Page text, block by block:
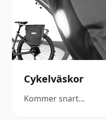
Cykelväskor
Kommer snart...